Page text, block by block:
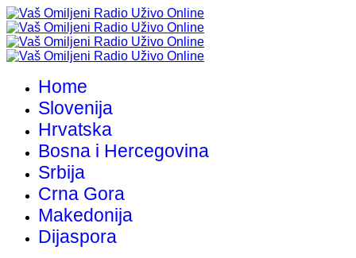
Home
Slovenija
Hrvatska
Bosna i Hercegovina
Srbija
Crna Gora
Makedonija
Dijaspora